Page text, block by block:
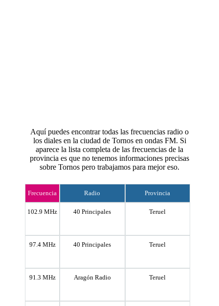
Aquí puedes encontrar todas las frecuencias radio o
los diales en la ciudad de Tornos en ondas FM. Si
aparece la lista completa de las frecuencias de la
provincia es que no tenemos informaciones precisas
sobre Tornos pero trabajamos para mejor eso.
Frecuencia Radio Provincia
102.9 MHz 40 Principales Teruel
97.4 MHz 40 Principales Teruel
91.3 MHz Aragón Radio Teruel